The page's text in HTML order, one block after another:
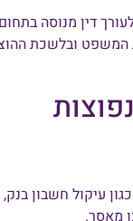
דין מנוסה בתחום
המשפט ובלשכת
עיקול חשבון בנק,
מאסר.